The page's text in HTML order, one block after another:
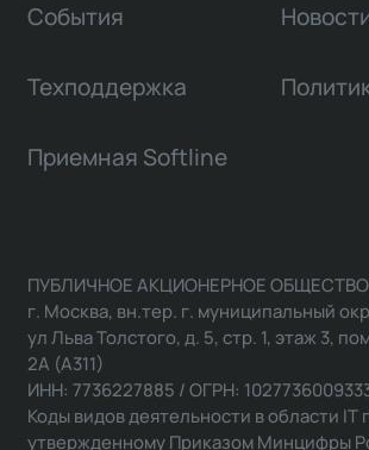
События
Техподдержка
Приемная Softline
ПУБЛИЧНОЕ АКЦИОНЕРНОЕ
г. Москва, вн.тер. г. муниципальный
ул Льва Толстого, д. 5, стр. 1, этаж 3,
2А (А311)
ИНН: 7736227885 / ОГРН:
Коды видов деятельности в области IT
утвержденному Приказом Минцифры